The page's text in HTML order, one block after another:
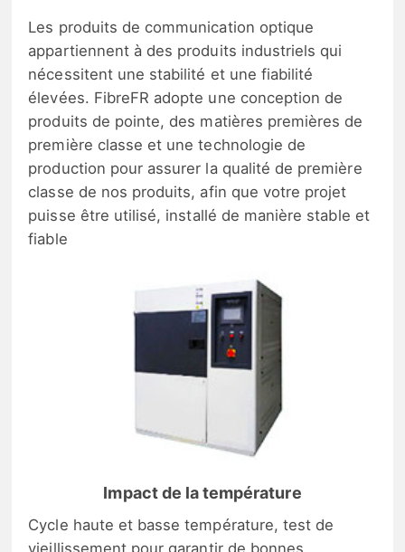
Les produits de communication optique
appartiennent à des produits industriels qui
nécessitent une stabilité et une fiabilité
élevées. FibreFR adopte une conception de
produits de pointe, des matières premières de
première classe et une technologie de
production pour assurer la qualité de première
classe de nos produits, afin que votre projet
puisse être utilisé, installé de manière stable et
fiable
Impact de la température
Cycle haute et basse température, test de
vieillissement pour garantir de bonnes